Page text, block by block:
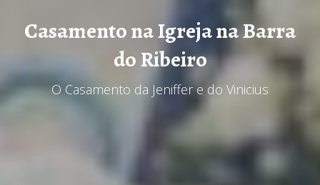
Casamento na Igreja na Barra
do Ribeiro
O Casamento da Jeniffer e do Vinicius